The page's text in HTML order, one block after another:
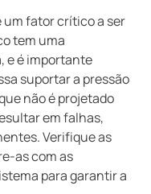
um fator crítico a ser
tem uma
e é importante
suportar a pressão
não é projetado
em falhas,
Verifique as
as com as
para garantir a